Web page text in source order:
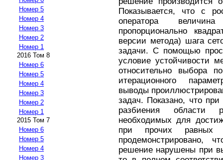
Номер 5
Номер 4
Номер 3
Номер 2
Номер 1
2016 Том 8
Номер 6
Номер 5
Номер 4
Номер 3
Номер 2
Номер 1
2015 Том 7
Номер 6
Номер 5
Номер 4
Номер 3
Показывается, что с
оператора
пропорционально
версии метода) шага
задачи. С помощью
условие устойчивости
относительно выбора
итерационного
выводы
задач. Показано, что при
разбиения области
необходимых для
при прочих равных
продемонстрировано,
решение нарушены при